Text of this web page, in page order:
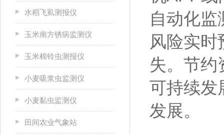
水稻飞虱测报仪
玉米南方锈病监测仪
玉米棉铃虫测报仪
小麦吸浆虫监测仪
小麦黏虫监测仪
田间农业气象站
自动化
风险实
失。节约
可持续发
发展。